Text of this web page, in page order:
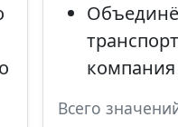
компания
Всего